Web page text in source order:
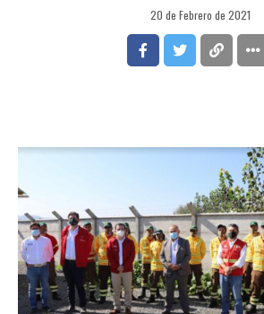
20 de Febrero de 2021